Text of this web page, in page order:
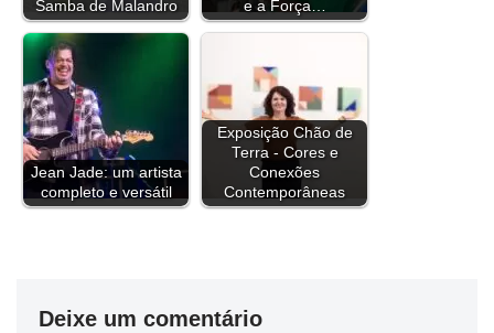
o
k
s
r
e
t
I
p
a
Samba de Malandro
e a Força…
Jean Jade: um artista
completo e versátil
Exposição Chão de
Terra - Cores e
Conexões
Contemporâneas
Deixe um comentário